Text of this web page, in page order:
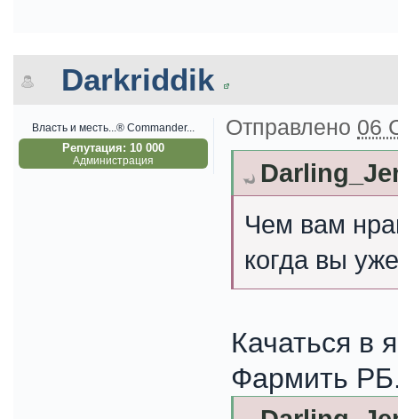
Darkriddik
Власть и месть...® Commander...
Репутация: 10 000
Администрация
Отправлено 06
Чем вам
когда вы
Качаться в
Фармить